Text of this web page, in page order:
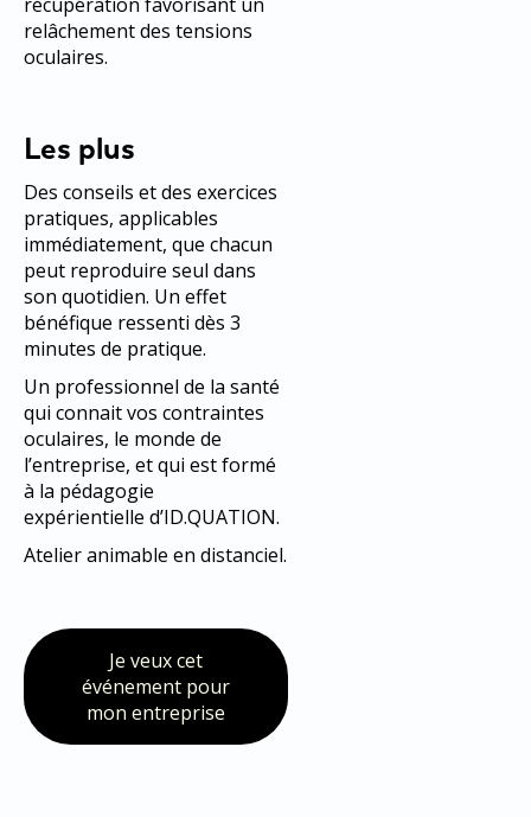
relâchement des tensions
oculaires.
Les plus
Des conseils et des exercices
pratiques, applicables
immédiatement, que chacun
peut reproduire seul dans
son quotidien. Un effet
bénéfique ressenti dès 3
minutes de pratique.
Un professionnel de la santé
qui connait vos contraintes
oculaires, le monde de
l’entreprise, et qui est formé
à la pédagogie
expérientielle d’ID.QUATION.
Atelier animable en distanciel.
Je veux cet
événement pour
mon entreprise